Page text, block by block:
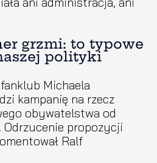
grzmi: to typowe
polityki
Michaela
kampanię na rzecz
obywatelstwa od
propozycji
Ralf